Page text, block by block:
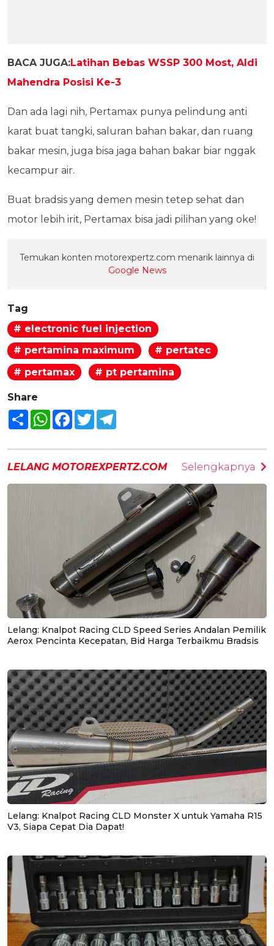
BACA JUGA:Latihan Bebas WSSP 300 Most, Aldi
Mahendra Posisi Ke-3
Dan ada lagi nih, Pertamax punya pelindung anti
karat buat tangki, saluran bahan bakar, dan ruang
bakar mesin, juga bisa jaga bahan bakar biar nggak
kecampur air.
Buat bradsis yang demen mesin tetep sehat dan
motor lebih irit, Pertamax bisa jadi pilihan yang oke!
Temukan konten motorexpertz.com menarik lainnya di
Google News
Tag
# electronic fuel injection
# pertamina maximum
# pertatec
# pertamax
# pt pertamina
Share
Share WhatsAppFacebook
Twitter
LELANG MOTOREXPERTZ.COM Selengkapnya
Lelang: Knalpot Racing CLD Speed Series Andalan Pemilik
Aerox Pencinta Kecepatan, Bid Harga Terbaikmu Bradsis
Lelang: Knalpot Racing CLD Monster X untuk Yamaha R15
V3, Siapa Cepat Dia Dapat!